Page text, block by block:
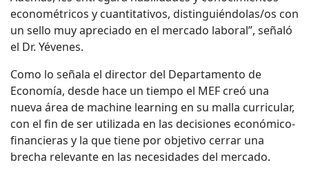
econométricos y cuantitativos, distinguiéndolas/os con
un sello muy apreciado en el mercado laboral”, señaló
el Dr. Yévenes.
Como lo señala el director del Departamento de
Economía, desde hace un tiempo el MEF creó una
nueva área de machine learning en su malla curricular,
con el fin de ser utilizada en las decisiones económico-
financieras y la que tiene por objetivo cerrar una
brecha relevante en las necesidades del mercado.